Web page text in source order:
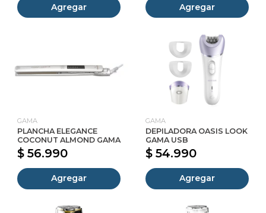
Agregar Agregar
GAMA
PLANCHA ELEGANCE
COCONUT ALMOND GAMA
$ 56.990
Agregar
GAMA
DEPILADORA OASIS LOOK
GAMA USB
$ 54.990
Agregar